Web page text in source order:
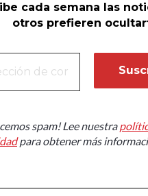
cada semana las
otros prefieren
spam! Lee nuestra
para obtener más